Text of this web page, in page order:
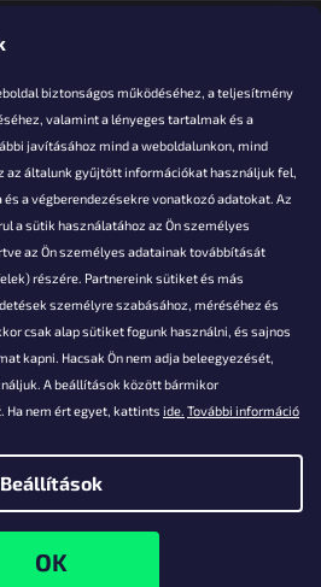
biztonságos működéséhez, a teljesítmény
valamint a lényeges tartalmak és a
javításához mind a weboldalunkon, mind
az általunk gyűjtött információkat használjuk fel,
a végberendezésekre vonatkozó adatokat. Az
a sütik használatához az Ön személyes
az Ön személyes adatainak továbbítását
részére. Partnereink sütiket és más
személyre szabásához, méréséhez és
csak alap sütiket fogunk használni, és sajnos
kapni. Hacsak Ön nem adja beleegyezését,
A beállítások között bármikor
nem ért egyet, kattints ide. További információ
Beállítások
. Minden jog fenntartva.